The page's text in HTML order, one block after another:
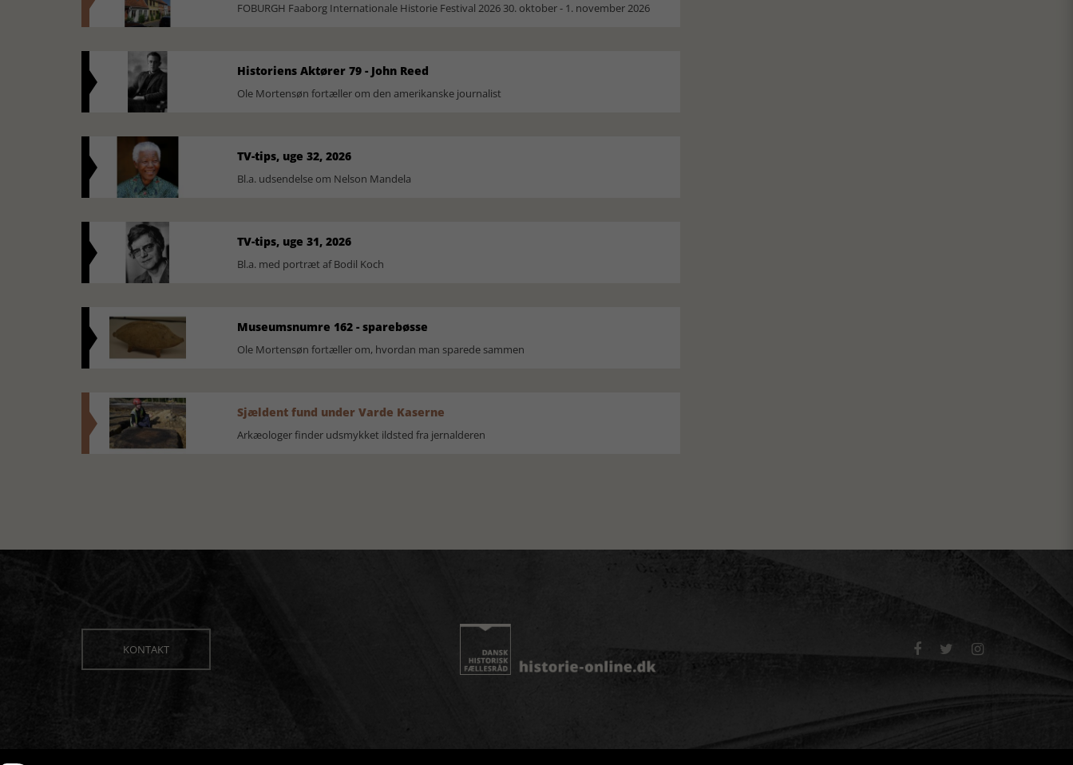
FOBURGH Faaborg Internationale Historie Festival 2026 30. oktober - 1. november 2026
Historiens Aktører 79 - John Reed
Ole Mortensøn fortæller om den amerikanske journalist
TV-tips, uge 32, 2026
Bl.a. udsendelse om Nelson Mandela
TV-tips, uge 31, 2026
Bl.a. med portræt af Bodil Koch
Museumsnumre 162 - sparebøsse
Ole Mortensøn fortæller om, hvordan man sparede sammen
Sjældent fund under Varde Kaserne
Arkæologer finder udsmykket ildsted fra jernalderen
KONTAKT   